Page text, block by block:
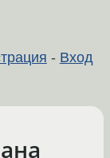
- Вход